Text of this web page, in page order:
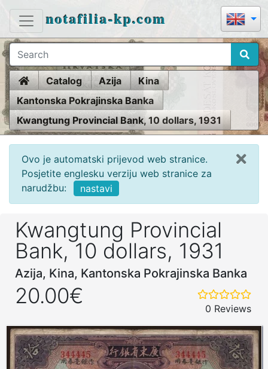
notafilia-kp.com
HomeCatalog Azija
Kina
Kantonska Pokrajinska Banka
Kwangtung Provincial Bank, 10 dollars, 1931
Ovo je automatski prijevod web stranice.
Posjetite englesku verziju web stranice za
narudžbu:
nastavi
Kwangtung Provincial
Bank, 10 dollars, 1931
Azija, Kina, Kantonska Pokrajinska Banka
20.00€
0 Reviews